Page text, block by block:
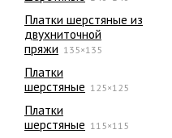
Платки шерстяные из
двухниточной
пряжи 135×135
Платки
шерстяные 125×125
Платки
шерстяные 115×115